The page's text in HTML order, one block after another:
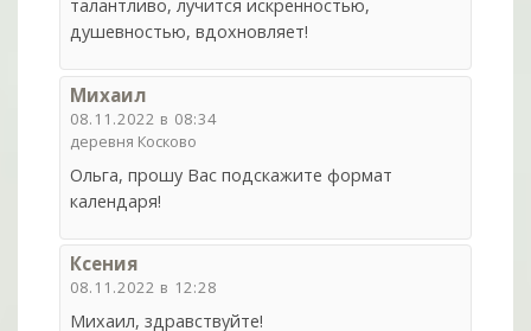
талантливо, лучится искренностью,
душевностью, вдохновляет!
Михаил
08.11.2022 в 08:34
деревня Косково
Ольга, прошу Вас подскажите формат
календаря!
Ксения
08.11.2022 в 12:28
Михаил, здравствуйте!